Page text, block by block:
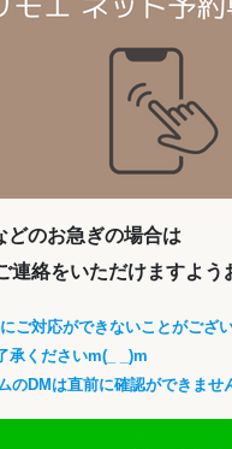
どのお急ぎの場合は
連絡をいただけますよう
ご対応ができないことがござい
承くださいm(_ _)m
のDMは直前に確認ができませ